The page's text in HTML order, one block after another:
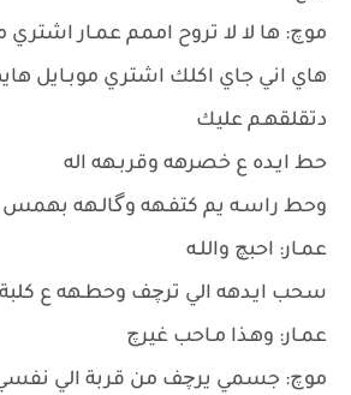
موچ: ها لا لا تروح اممم عمـار اشتري
هاي اني جاي اكلك اشتري موبـايل
دتقلقهـم عليك
حط ايـده ع خصرهه وقربـهه اله
وحط راسـه يم كتفـهه وگالـهه بهمس
عمـار: احبچ واللـه
سحب ايـدهه الي ترچف وحطـهه ع
عمـار: وهـذا مـاحب غيرچ
موچ: جسمي يرچف من قربة الي نفسي